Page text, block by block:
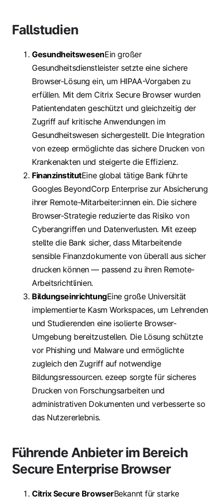
Fallstudien
GesundheitswesenEin großer
Gesundheitsdienstleister setzte eine sichere
Browser-Lösung ein, um HIPAA-Vorgaben zu
erfüllen. Mit dem Citrix Secure Browser wurden
Patientendaten geschützt und gleichzeitig der
Zugriff auf kritische Anwendungen im
Gesundheitswesen sichergestellt. Die Integration
von ezeep ermöglichte das sichere Drucken von
Krankenakten und steigerte die Effizienz.
FinanzinstitutEine global tätige Bank führte
Googles BeyondCorp Enterprise zur Absicherung
ihrer Remote-Mitarbeiter:innen ein. Die sichere
Browser-Strategie reduzierte das Risiko von
Cyberangriffen und Datenverlusten. Mit ezeep
stellte die Bank sicher, dass Mitarbeitende
sensible Finanzdokumente von überall aus sicher
drucken können — passend zu ihren Remote-
Arbeitsrichtlinien.
BildungseinrichtungEine große Universität
implementierte Kasm Workspaces, um Lehrenden
und Studierenden eine isolierte Browser-
Umgebung bereitzustellen. Die Lösung schützte
vor Phishing und Malware und ermöglichte
zugleich den Zugriff auf notwendige
Bildungsressourcen. ezeep sorgte für sicheres
Drucken von Forschungsarbeiten und
administrativen Dokumenten und verbesserte so
das Nutzererlebnis.
Führende Anbieter im Bereich
Secure Enterprise Browser
Citrix Secure BrowserBekannt für starke